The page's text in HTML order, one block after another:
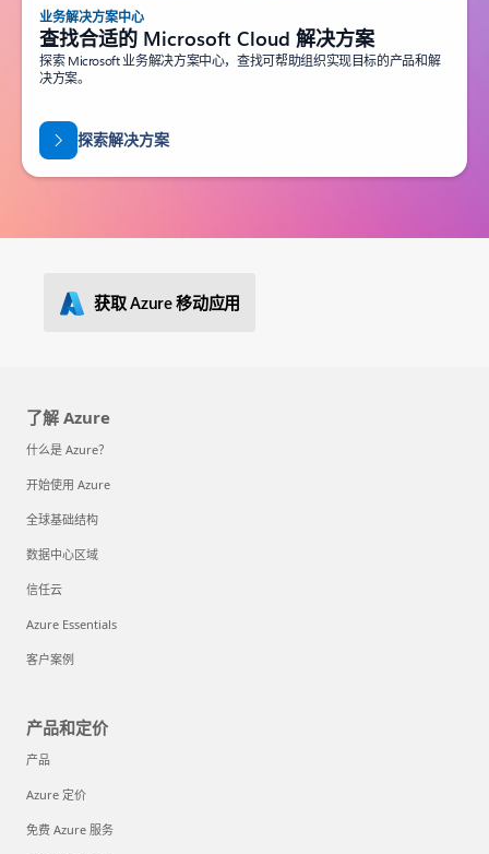
业务解决方案中心
查找合适的 Microsoft Cloud 解决方案
探索 Microsoft 业务解决方案中心，查找可帮助组织实现目标的产品和解
决方案。
探索解决方案
获取 Azure 移动应用
了解 Azure
什么是 Azure？
开始使用 Azure
全球基础结构
数据中心区域
信任云
Azure Essentials
客户案例
产品和定价
产品
Azure 定价
免费 Azure 服务